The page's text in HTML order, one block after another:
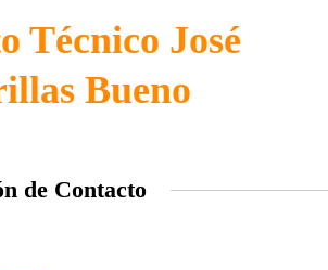
Técnico José
Bueno
de Contacto